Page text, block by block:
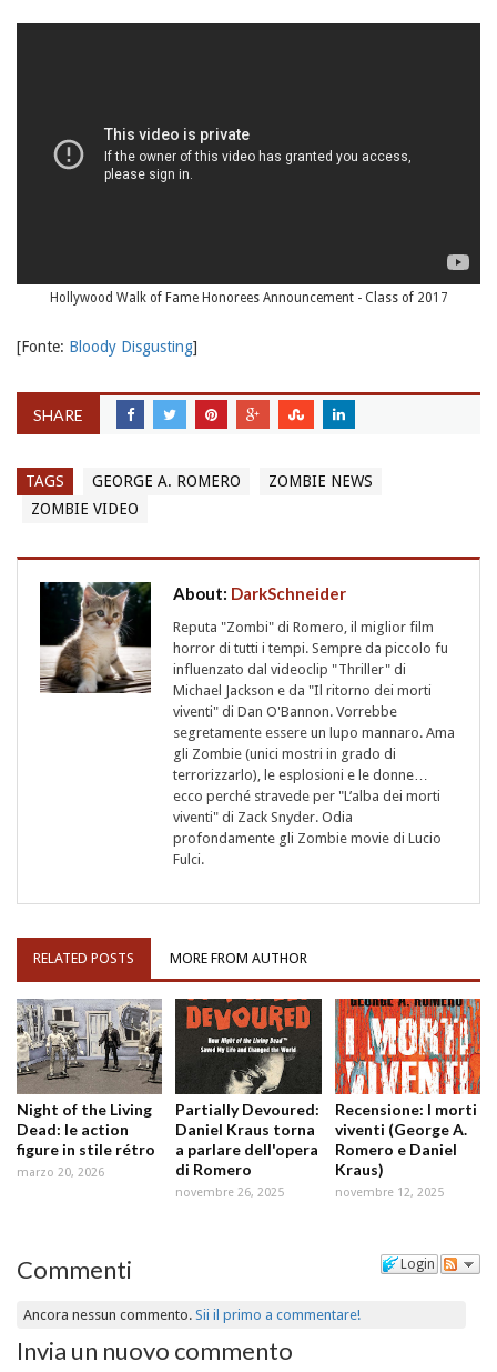
Hollywood Walk of Fame Honorees Announcement - Class of 2017
[Fonte: Bloody Disgusting]
SHARE
TAGS GEORGE A. ROMERO
ZOMBIE NEWS
ZOMBIE VIDEO
About: DarkSchneider
Reputa "Zombi" di Romero, il miglior film
horror di tutti i tempi. Sempre da piccolo fu
influenzato dal videoclip "Thriller" di
Michael Jackson e da "Il ritorno dei morti
viventi" di Dan O'Bannon. Vorrebbe
segretamente essere un lupo mannaro. Ama
gli Zombie (unici mostri in grado di
terrorizzarlo), le esplosioni e le donne…
ecco perché stravede per "L’alba dei morti
viventi" di Zack Snyder. Odia
profondamente gli Zombie movie di Lucio
Fulci.
RELATED POSTS MORE FROM AUTHOR
Night of the Living
Dead: le action
figure in stile rétro
marzo 20, 2026
Partially Devoured:
Daniel Kraus torna
a parlare dell'opera
di Romero
novembre 26, 2025
Recensione: I morti
viventi (George A.
Romero e Daniel
Kraus)
novembre 12, 2025
Login
Commenti
Ancora nessun commento.Sii il primo a commentare!
Invia un nuovo commento